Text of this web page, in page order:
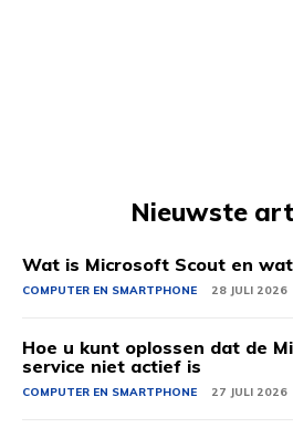
Nieuwste
Wat is Microsoft Scout en
COMPUTER EN SMARTPHONE 28 JULI 2026
Hoe u kunt oplossen dat de
service niet actief is
COMPUTER EN SMARTPHONE 27 JULI 2026